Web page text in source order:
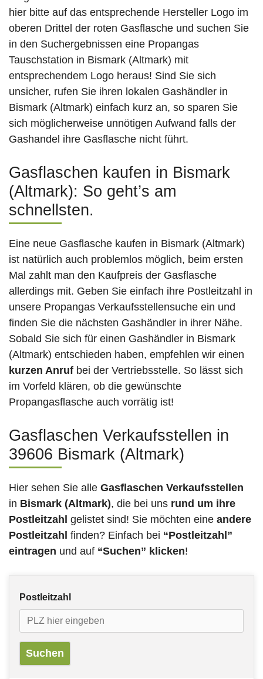
hier bitte auf das entsprechende Hersteller Logo im
oberen Drittel der roten Gasflasche und suchen Sie
in den Suchergebnissen eine Propangas
Tauschstation in Bismark (Altmark) mit
entsprechendem Logo heraus! Sind Sie sich
unsicher, rufen Sie ihren lokalen Gashändler in
Bismark (Altmark) einfach kurz an, so sparen Sie
sich möglicherweise unnötigen Aufwand falls der
Gashandel ihre Gasflasche nicht führt.
Gasflaschen kaufen in Bismark
(Altmark): So geht’s am
schnellsten.
Eine neue Gasflasche kaufen in Bismark (Altmark)
ist natürlich auch problemlos möglich, beim ersten
Mal zahlt man den Kaufpreis der Gasflasche
allerdings mit. Geben Sie einfach ihre Postleitzahl in
unsere Propangas Verkaufsstellensuche ein und
finden Sie die nächsten Gashändler in ihrer Nähe.
Sobald Sie sich für einen Gashändler in Bismark
(Altmark) entschieden haben, empfehlen wir einen
kurzen Anruf bei der Vertriebsstelle. So lässt sich
im Vorfeld klären, ob die gewünschte
Propangasflasche auch vorrätig ist!
Gasflaschen Verkaufsstellen in
39606 Bismark (Altmark)
Hier sehen Sie alle Gasflaschen Verkaufsstellen
in Bismark (Altmark), die bei uns rund um ihre
Postleitzahl gelistet sind! Sie möchten eine andere
Postleitzahl finden? Einfach bei “Postleitzahl”
eintragen und auf “Suchen” klicken!
Postleitzahl